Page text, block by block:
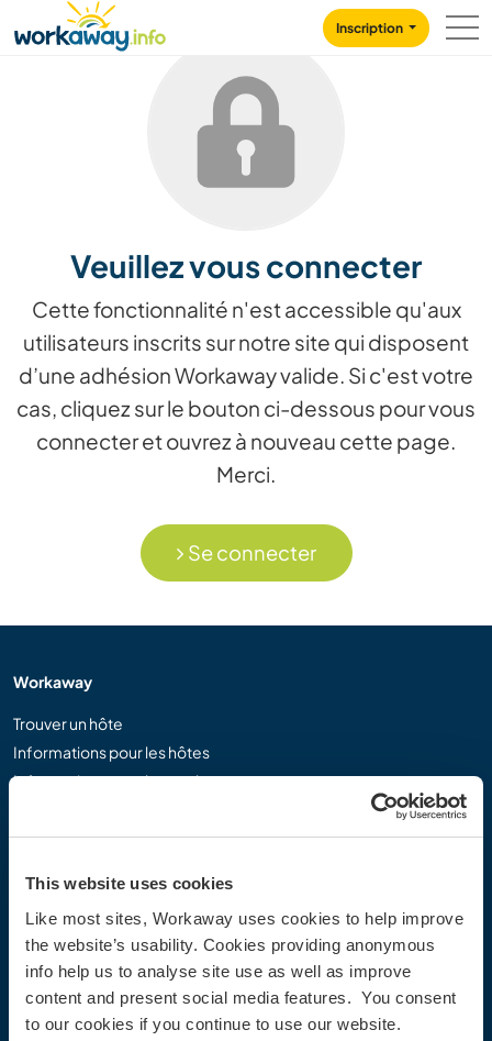
This website uses cookies
Like most sites, Workaway uses cookies to help improve
the website’s usability. Cookies providing anonymous
info help us to analyse site use as well as improve
content and present social media features. You consent
to our cookies if you continue to use our website.
CONTENT
MAIN NAVIGATION
Inscription
Veuillez vous connecter
Cette fonctionnalité n'est accessible qu'aux
utilisateurs inscrits sur notre site qui disposent
d’une adhésion Workaway valide. Si c'est votre
cas, cliquez sur le bouton ci-dessous pour vous
connecter et ouvrez à nouveau cette page.
Merci.
Se connecter
Workaway
Trouver un hôte
Informations pour les hôtes
Informations pour les workawayers
S'inscrire comme hôte
Réductions et partenaires
Workaway Blog
Galerie de photos Workaway